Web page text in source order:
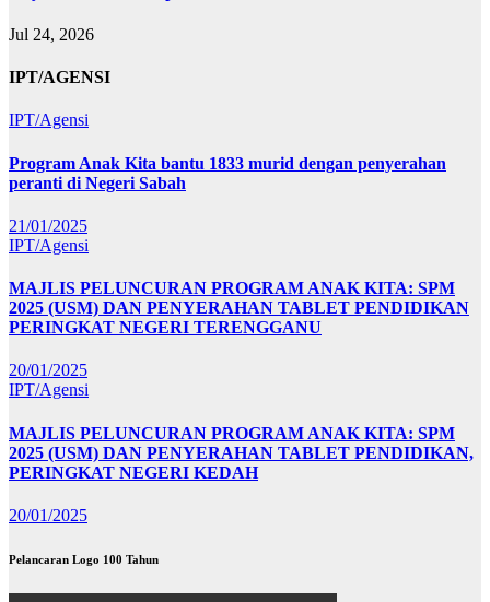
Jul 24, 2026
IPT/AGENSI
IPT/Agensi
Program Anak Kita bantu 1833 murid dengan penyerahan
peranti di Negeri Sabah
21/01/2025
IPT/Agensi
MAJLIS PELUNCURAN PROGRAM ANAK KITA: SPM
2025 (USM) DAN PENYERAHAN TABLET PENDIDIKAN
PERINGKAT NEGERI TERENGGANU
20/01/2025
IPT/Agensi
MAJLIS PELUNCURAN PROGRAM ANAK KITA: SPM
2025 (USM) DAN PENYERAHAN TABLET PENDIDIKAN,
PERINGKAT NEGERI KEDAH
20/01/2025
Pelancaran Logo 100 Tahun